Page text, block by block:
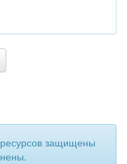
защищены